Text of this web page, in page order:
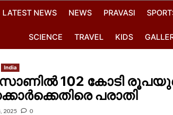
LATEST NEWS NEWS PRAVASI
SCIENCE TRAVEL KIDS
India
102 കോടി രൂപയുടെ
പരാതി
2025 0